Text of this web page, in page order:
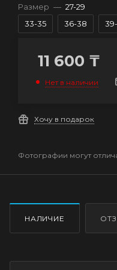
Размер — 27-29
33-35
36-38
11 600 ₸
Нет в наличии
Хочу в подарок
Фотографии могут
НАЛИЧИЕ